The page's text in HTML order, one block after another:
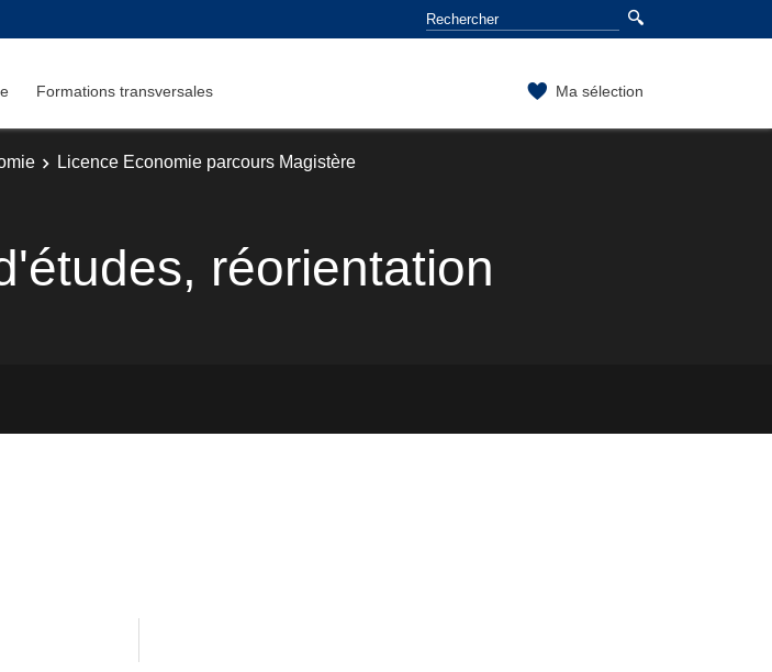
Formations transversales Ma sélection
Licence Economie parcours Magistère
réorientation